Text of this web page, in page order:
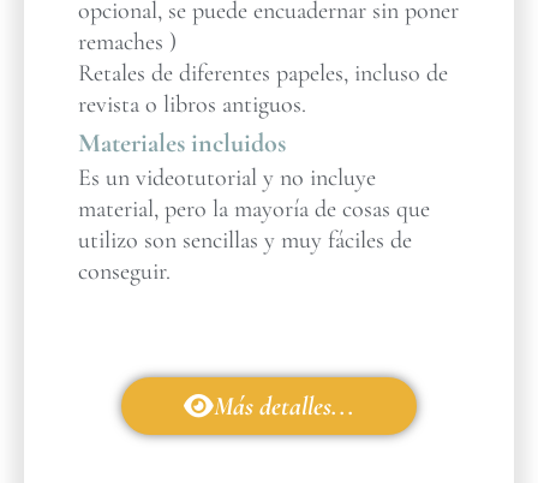
opcional, se puede encuadernar sin poner
remaches )
Retales de diferentes papeles, incluso de
revista o libros antiguos.
Materiales incluidos
Es un videotutorial y no incluye
material, pero la mayoría de cosas que
utilizo son sencillas y muy fáciles de
conseguir.
Más detalles...